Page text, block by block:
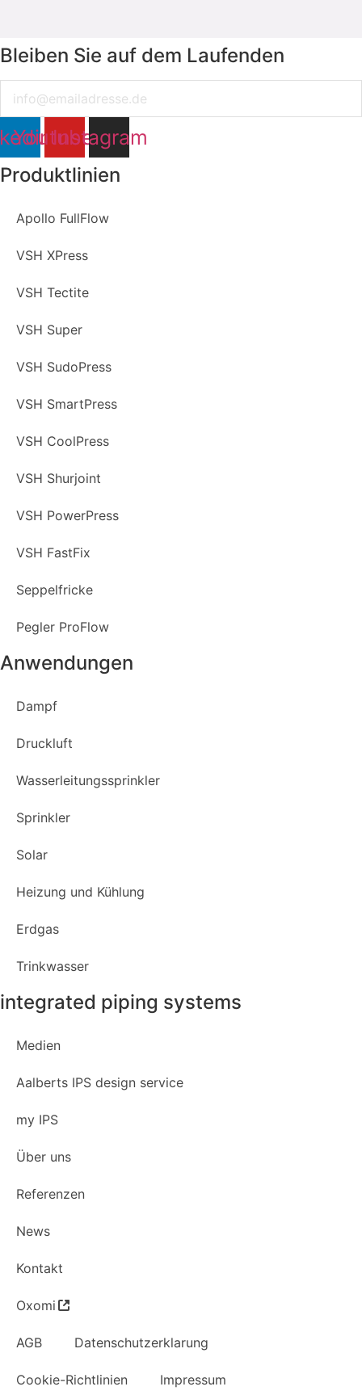
Bleiben Sie auf dem Laufenden
YoutubeInstagram
Produktlinien
Apollo FullFlow
VSH XPress
VSH Tectite
VSH Super
VSH SudoPress
VSH SmartPress
VSH CoolPress
VSH Shurjoint
VSH PowerPress
VSH FastFix
Seppelfricke
Pegler ProFlow
Anwendungen
Dampf
Druckluft
Wasserleitungssprinkler
Sprinkler
Solar
Heizung und Kühlung
Erdgas
Trinkwasser
integrated piping systems
Medien
Aalberts IPS design service
my IPS
Über uns
Referenzen
News
Kontakt
Oxomi
AGB Datenschutzerklarung
Cookie-Richtlinien Impressum